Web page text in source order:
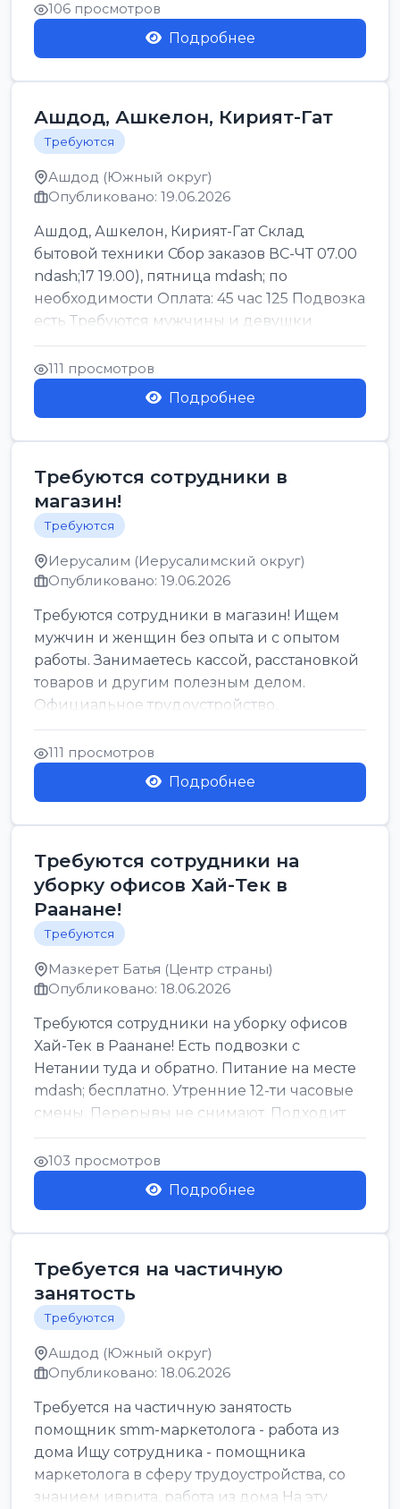
106 просмотров
Подробнее
Ашдод, Ашкелон, Кирият-Гат
Требуются
Ашдод (Южный округ)
Опубликовано: 19.06.2026
Ашдод, Ашкелон, Кирият-Гат Склад
бытовой техники Сбор заказов ВС-ЧТ 07.00
ndash;17 19.00), пятница mdash; по
необходимости Оплата: 45 час 125 Подвозка
есть Требуются мужчины и девушки
Только официальн...
111 просмотров
Подробнее
Требуются сотрудники в
магазин!
Требуются
Иерусалим (Иерусалимский округ)
Опубликовано: 19.06.2026
Требуются сотрудники в магазин! Ищем
мужчин и женщин без опыта и с опытом
работы. Занимаетесь кассой, расстановкой
товаров и другим полезным делом.
Официальное трудоустройство,
стабильная зарплата от ...
111 просмотров
Подробнее
Требуются сотрудники на
уборку офисов Хай-Тек в
Раанане!
Требуются
Мазкерет Батья (Центр страны)
Опубликовано: 18.06.2026
Требуются сотрудники на уборку офисов
Хай-Тек в Раанане! Есть подвозки с
Нетании туда и обратно. Питание на месте
mdash; бесплатно. Утренние 12-ти часовые
смены. Перерывы не снимают. Подходит
для всех...
103 просмотров
Подробнее
Требуется на частичную
занятость
Требуются
Ашдод (Южный округ)
Опубликовано: 18.06.2026
Требуется на частичную занятость
помощник smm-маркетолога - работа из
дома Ищу сотрудника - помощника
маркетолога в сферу трудоустройства, со
знанием иврита, работа из дома На эту